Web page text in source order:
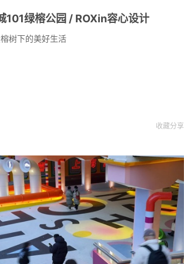
101绿榕公园 / ROXin容心设计
树下的美好生活
收藏分享